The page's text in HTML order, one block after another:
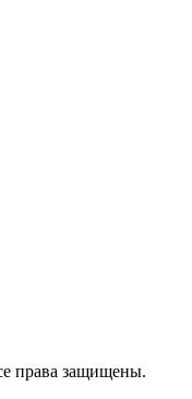
права защищены.